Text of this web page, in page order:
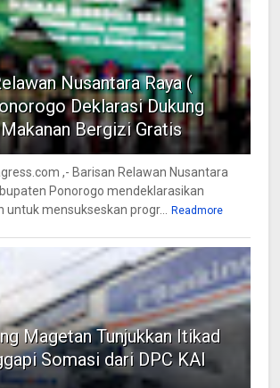
Nusantara Raya (
Deklarasi Dukung
Bergizi Gratis
,- Barisan Relawan Nusantara
Ponorogo mendeklarasikan
untuk mensukseskan progr...
Readmore
Magetan Tunjukkan Itikad
Somasi dari DPC KAI